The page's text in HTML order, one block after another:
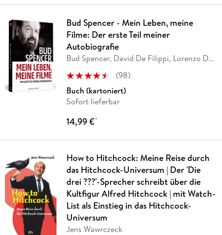
Bud Spencer - Mein Leben, meine
Filme: Der erste Teil meiner
Autobiografie
Bud Spencer, David De Filippi, Lorenzo De
(98)
Buch (kartoniert)
Sofort lieferbar
14,99 €*
How to Hitchcock: Meine Reise durch
das Hitchcock-Universum | Der 'Die
drei ???'-Sprecher schreibt über die
Kultfigur Alfred Hitchcock | mit Watch-
List als Einstieg in das Hitchcock-
Universum
Jens Wawrczeck